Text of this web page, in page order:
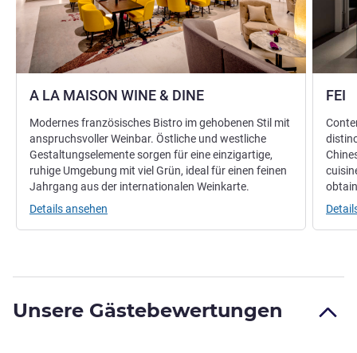
A LA MAISON WINE & DINE
Modernes französisches Bistro im gehobenen Stil mit
anspruchsvoller Weinbar. Östliche und westliche
Gestaltungselemente sorgen für eine einzigartige,
ruhige Umgebung mit viel Grün, ideal für einen feinen
Jahrgang aus der internationalen Weinkarte.
Details ansehen
FEI
Unsere Gästebewertungen